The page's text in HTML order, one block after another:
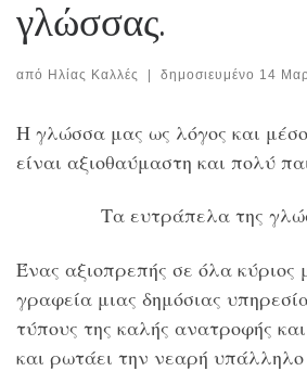
γλώσσας.
από Ηλίας Καλλές | δημοσιευμένο 14
Η γλώσσα μας ως λόγος και μέσο
είναι αξιοθαύμαστη και πολύ
Τα ευτράπελα της
Ένας αξιοπρεπής σε όλα κύριος
γραφεία μιας δημόσιας
τύπους της καλής ανατροφής
και ρωτάει την νεαρή